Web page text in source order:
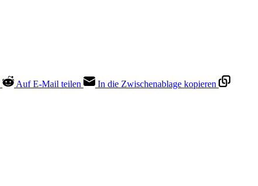
Auf E-Mail teilen In die Zwischenablage kopieren